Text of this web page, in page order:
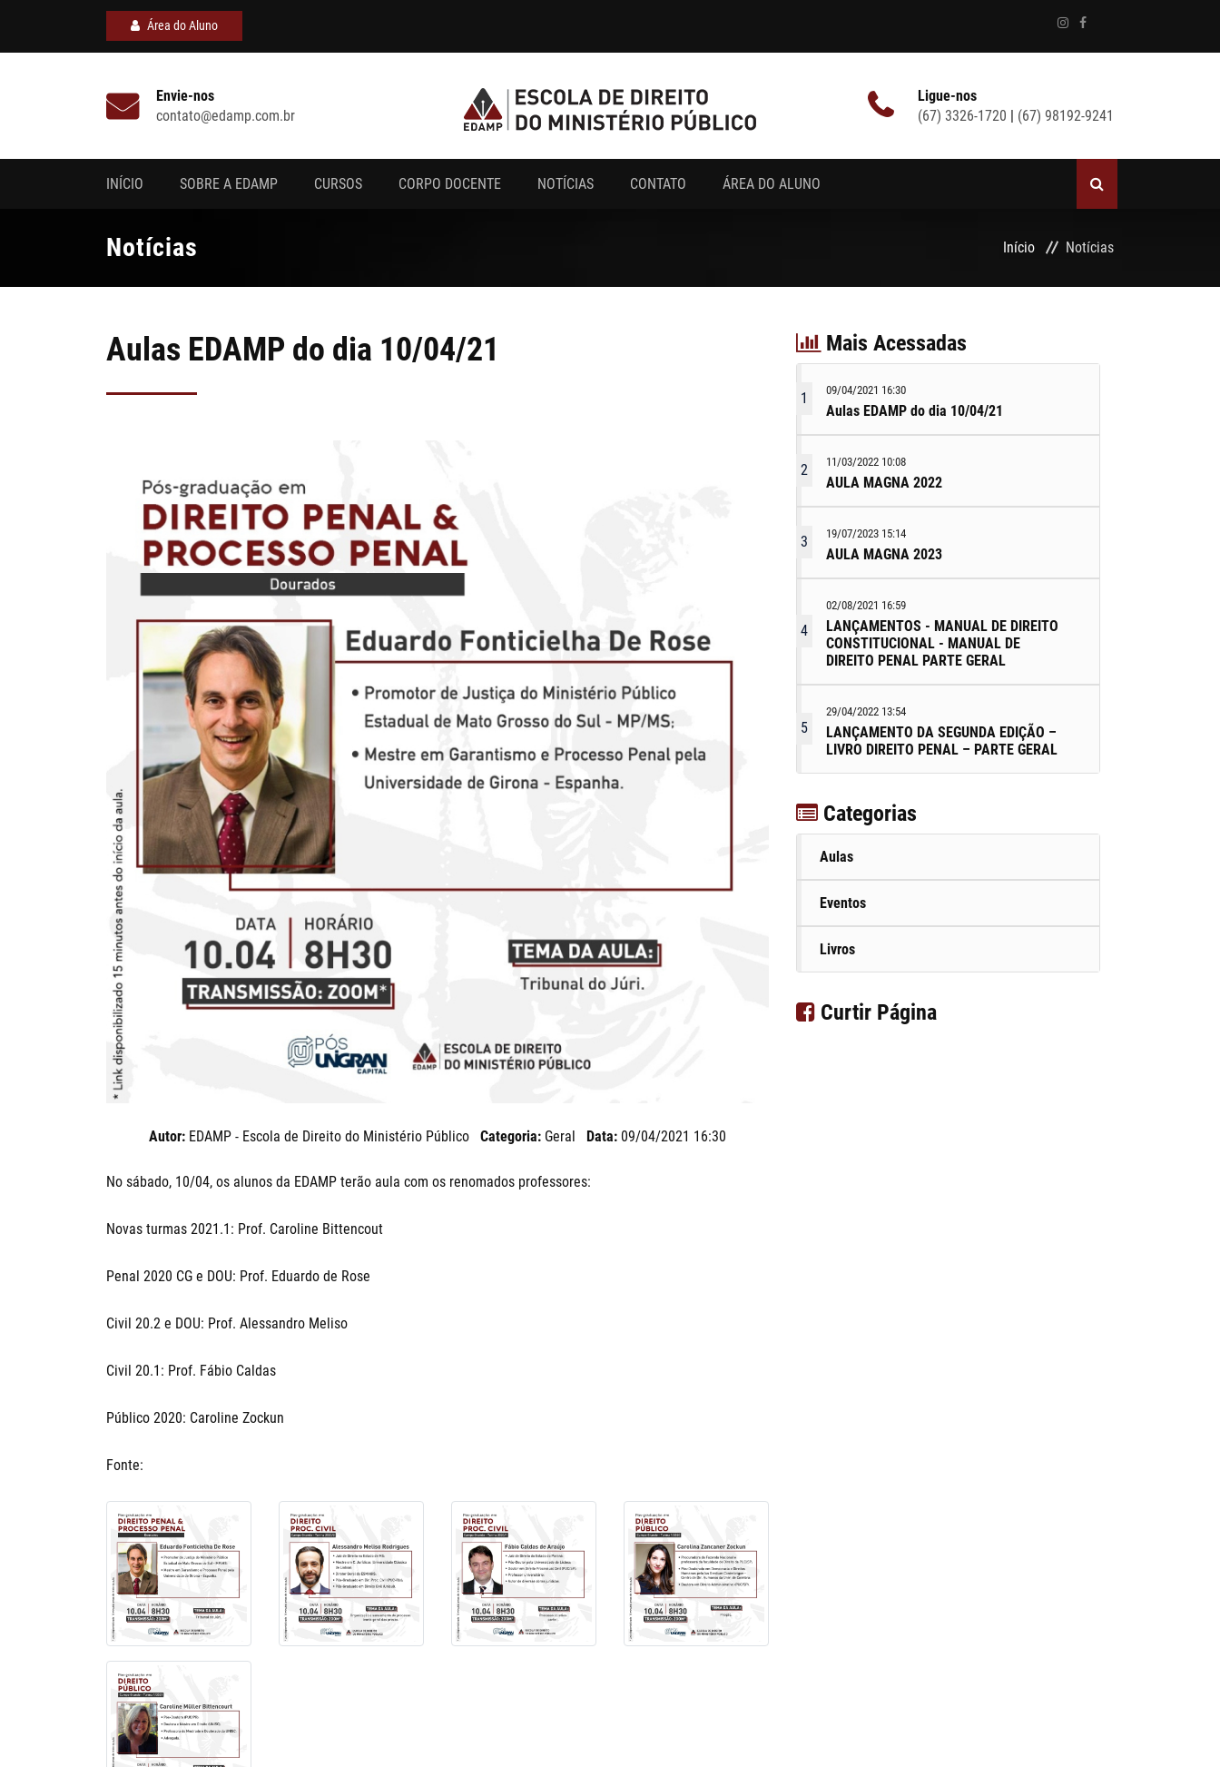
Área do Aluno
Envie-nos
contato@edamp.com.br
Ligue-nos
(67) 3326-1720 | (67) 98192-9241
INÍCIO SOBRE A EDAMP CURSOS CORPO DOCENTE NOTÍCIAS CONTATO ÁREA DO ALUNO
Notícias Início Notícias
Aulas EDAMP do dia 10/04/21
Autor: EDAMP - Escola de Direito do Ministério Público Categoria: Geral Data: 09/04/2021 16:30
No sábado, 10/04, os alunos da EDAMP terão aula com os renomados professores:
Novas turmas 2021.1: Prof. Caroline Bittencout
Penal 2020 CG e DOU: Prof. Eduardo de Rose
Civil 20.2 e DOU: Prof. Alessandro Meliso
Civil 20.1: Prof. Fábio Caldas
Público 2020: Caroline Zockun
Fonte:
Mais Acessadas
1 09/04/2021 16:30
Aulas EDAMP do dia 10/04/21
2 11/03/2022 10:08
AULA MAGNA 2022
3 19/07/2023 15:14
AULA MAGNA 2023
4
02/08/2021 16:59
LANÇAMENTOS - MANUAL DE DIREITO
CONSTITUCIONAL - MANUAL DE
DIREITO PENAL PARTE GERAL
5
29/04/2022 13:54
LANÇAMENTO DA SEGUNDA EDIÇÃO –
LIVRO DIREITO PENAL – PARTE GERAL
Categorias
Aulas
Eventos
Livros
Curtir Página